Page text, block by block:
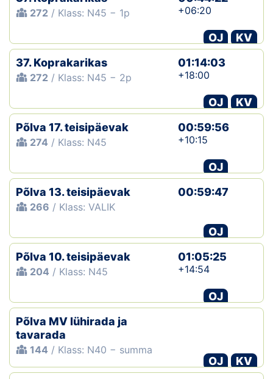
272 / Klass: N45 − 1p +06:20
OJ
KV
37. Koprakarikas
272 / Klass: N45 − 2p
01:14:03
+18:00
OJ
KV
Põlva 17. teisipäevak
274 / Klass: N45
00:59:56
+10:15
OJ
Põlva 13. teisipäevak
266 / Klass: VALIK
00:59:47
OJ
Põlva 10. teisipäevak
204 / Klass: N45
01:05:25
+14:54
OJ
Põlva MV lühirada ja
tavarada
144 / Klass: N40 − summa
OJ
KV